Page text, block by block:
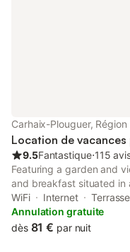
Carhaix-Plouguer,
Location de
9.5Fantastique⋅115
Featuring a garden and
and breakfast situated in
35 km from Pleyben
to a terrace and free
WiFi Internet
Terrasse
Annulation gratuite
dès 81 € par nuit